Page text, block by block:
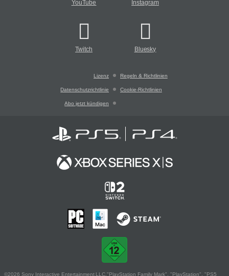
YouTube Instagram
Twitch Bluesky
Lizenz Regeln & Richtlinien
Datenschutzrichtlinie Cookie-Richtlinien
Abo jetzt kündigen
©2026 Sony Interactive Entertainment LLC."PlayStation Family Mark", "PlayStation", "PS5